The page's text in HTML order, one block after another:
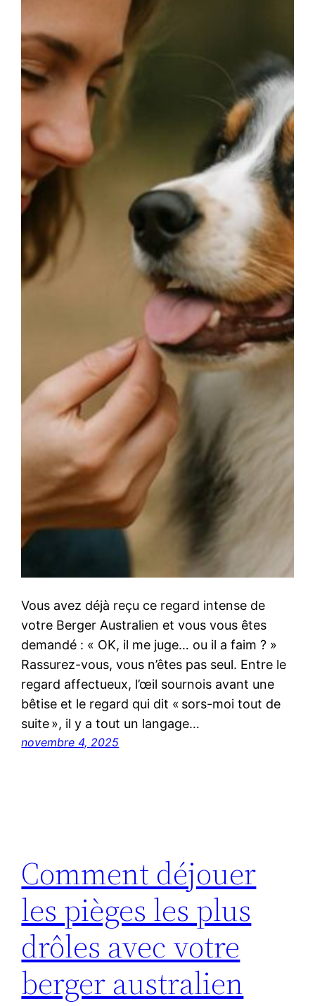
Vous avez déjà reçu ce regard intense de
votre Berger Australien et vous vous êtes
demandé : « OK, il me juge… ou il a faim ? »
Rassurez-vous, vous n’êtes pas seul. Entre le
regard affectueux, l’œil sournois avant une
bêtise et le regard qui dit « sors-moi tout de
suite », il y a tout un langage…
novembre 4, 2025
Comment déjouer
les pièges les plus
drôles avec votre
berger australien